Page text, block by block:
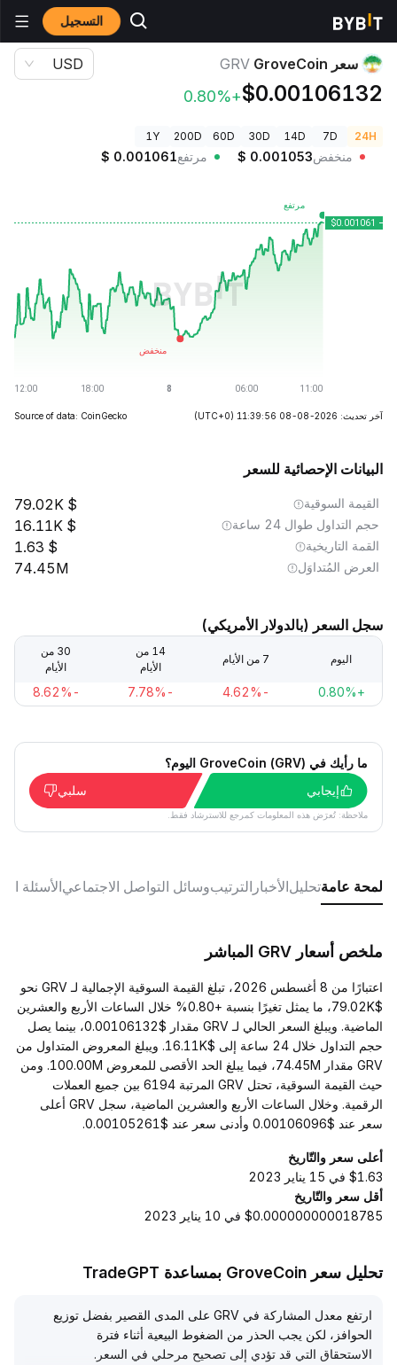
التسجيل أسعار العملات الرقمية
سعر GroveCoin GRV
$0.00106132
+0.80%
USD
24H
7D
14D
30D
60D
200D
1Y
منخفض $ 0.001053 مرتفع $ 0.001061
آخر تحديث: 2026-08-08 11:39:56 (UTC+0)
Source of data: CoinGecko
البيانات الإحصائية للسعر
القيمة السوقية 79.02K
حجم التداول طوال 24 ساعة 16.11K
القمة التاريخية 1.63
العرض المُتداوَل 74.45M
سجل السعر (بالدولار الأمريكي)
اليوم 7 من الأيام
14 من
الأيام
30 من
الأيام
+0.80%
-4.62%
-7.78%
-8.62%
ما رأيك في GroveCoin (GRV) اليوم؟
إيجابي
سلبي
ملاحظة: تُعرَض هذه المعلومات كمرجع للاسترشاد فقط.
لمحة عامةتحليلالأخبار الترتيبوسائل التواصل الاجتماعيالأسئلة
ملخص أسعار GRV المباشر
اعتبارًا من 8 أغسطس 2026، تبلغ القيمة السوقية الإجمالية لـ GRV نحو
$79.02K، ما يمثل تغيرًا بنسبة +0.80% خلال الساعات الأربع والعشرين
الماضية. ويبلغ السعر الحالي لـ GRV مقدار $0.00106132، بينما يصل
حجم التداول خلال 24 ساعة إلى $16.11K. ويبلغ المعروض المتداول من
GRV مقدار 74.45M، فيما يبلغ الحد الأقصى للمعروض 100.00M. ومن
حيث القيمة السوقية، تحتل GRV المرتبة 6194 بين جميع العملات
الرقمية. وخلال الساعات الأربع والعشرين الماضية، سجل GRV أعلى
سعر عند $0.00106096 وأدنى سعر عند $0.00105261.
أعلى سعر والتّاريخ
$1.63 في 15 يناير 2023
أقل سعر والتّاريخ
$0.000000000018785 في 10 يناير 2023
تحليل سعر GroveCoin بمساعدة TradeGPT
ارتفع معدل المشاركة في GRV على المدى القصير بفضل توزيع
الحوافز، لكن يجب الحذر من الضغوط البيعية أثناء فترة
الاستحقاق التي قد تؤدي إلى تصحيح مرحلي في السعر .